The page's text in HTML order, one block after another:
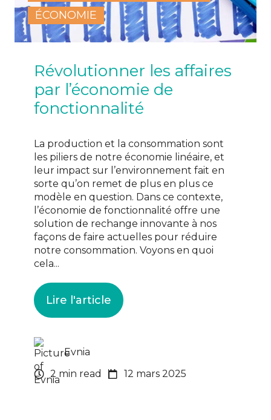
Révolutionner les affaires
par l’économie de
fonctionnalité
La production et la consommation sont
les piliers de notre économie linéaire, et
leur impact sur l’environnement fait en
sorte qu’on remet de plus en plus ce
modèle en question. Dans ce contexte,
l’économie de fonctionnalité offre une
solution de rechange innovante à nos
façons de faire actuelles pour réduire
notre consommation. Voyons en quoi
cela...
Lire l'article
Evnia
2 min read
12 mars 2025
ÉCONOMIE